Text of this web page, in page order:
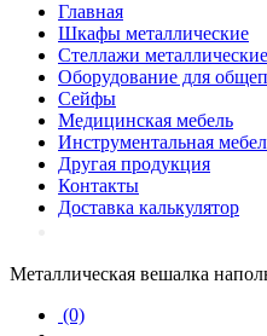
Главная
Шкафы металлические
Стеллажи металлические
Оборудование для
Сейфы
Медицинская мебель
Инструментальная
Другая продукция
Контакты
Доставка калькулятор
Металлическая вешалка
(0)